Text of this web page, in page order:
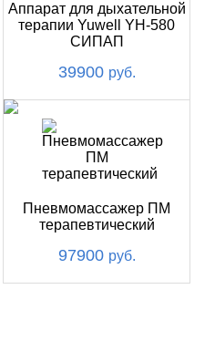
Аппарат для дыхательной
терапии Yuwell YH-580
СИПАП
39900 руб.
Пневмомассажер ПМ
терапевтический
97900 руб.